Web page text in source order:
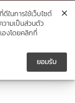

ในการใช้เว็บไซต์
วามเป็นส่วนตัว
องโดยคลิกที่
ยอมรับ